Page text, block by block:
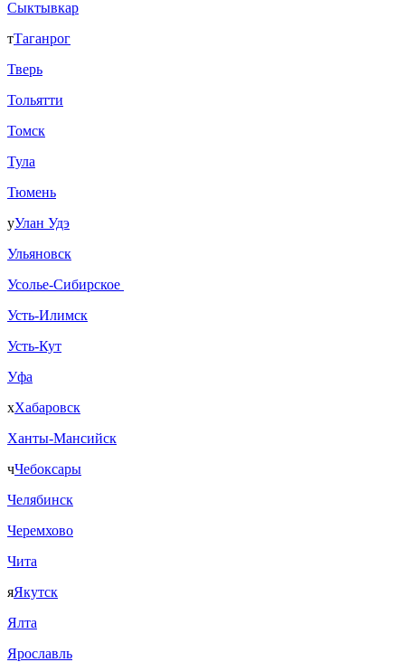
Сыктывкар
тТаганрог
Тверь
Тольятти
Томск
Тула
Тюмень
уУлан Удэ
Ульяновск
Усолье-Сибирское
Усть-Илимск
Усть-Кут
Уфа
хХабаровск
Ханты-Мансийск
чЧебоксары
Челябинск
Черемхово
Чита
яЯкутск
Ялта
Ярославль